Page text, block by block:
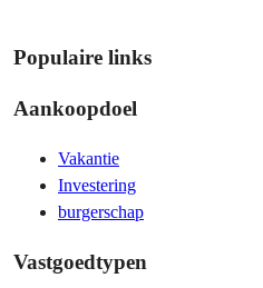
Populaire links
Aankoopdoel
Vakantie
Investering
burgerschap
Vastgoedtypen